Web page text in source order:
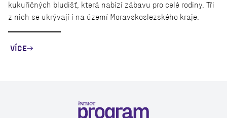
kukuřičných bludišť, která nabízí zábavu pro celé rodiny. Tři
z nich se ukrývají i na území Moravskoslezského kraje.
VÍCE